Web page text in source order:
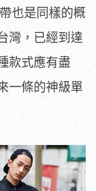
也是同樣的概
灣，已經到達
款式應有盡
一條的神級單